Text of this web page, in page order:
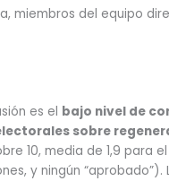
miembros del equipo
es el bajo nivel de
sobre
10, media de 1,9 para
y ningún “aprobado”).